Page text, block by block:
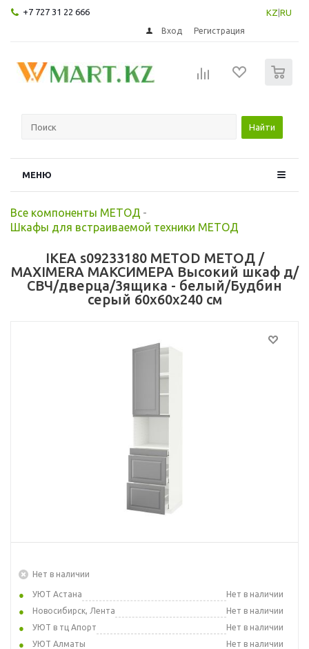
+7 727 31 22 666 KZ RU
Вход Регистрация
Найти
МЕНЮ
Все компоненты МЕТОД -
Шкафы для встраиваемой техники МЕТОД
IKEA s09233180 METOD МЕТОД /
MAXIMERA МАКСИМЕРА Высокий шкаф д/
СВЧ/дверца/3ящика - белый/Будбин
серый 60x60x240 см
Нет в наличии
УЮТ Астана
Нет в наличии
Новосибирск, Лента
Нет в наличии
УЮТ в тц Апорт
Нет в наличии
УЮТ Алматы
Нет в наличии